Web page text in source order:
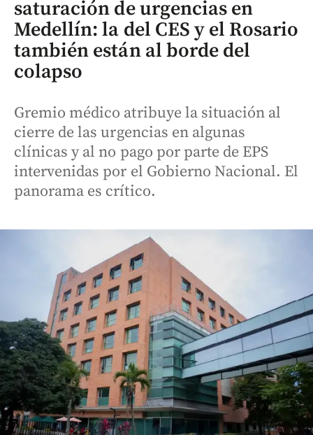
saturación de urgencias en
Medellín: la del CES y el Rosario
también están al borde del
colapso
Gremio médico atribuye la situación al
cierre de las urgencias en algunas
clínicas y al no pago por parte de EPS
intervenidas por el Gobierno Nacional. El
panorama es crítico.